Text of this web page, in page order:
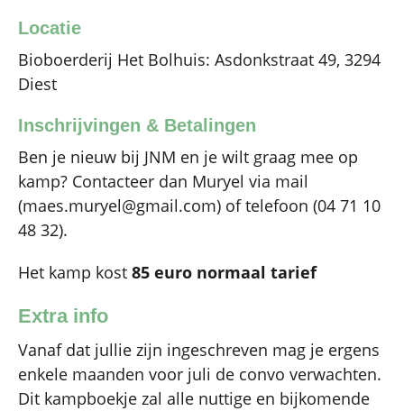
Locatie
Bioboerderij Het Bolhuis: Asdonkstraat 49, 3294
Diest
Inschrijvingen & Betalingen
Ben je nieuw bij JNM en je wilt graag mee op
kamp? Contacteer dan Muryel via mail
(maes.muryel@gmail.com) of telefoon (04 71 10
48 32).
Het kamp kost 85 euro normaal tarief
Extra info
Vanaf dat jullie zijn ingeschreven mag je ergens
enkele maanden voor juli de convo verwachten.
Dit kampboekje zal alle nuttige en bijkomende